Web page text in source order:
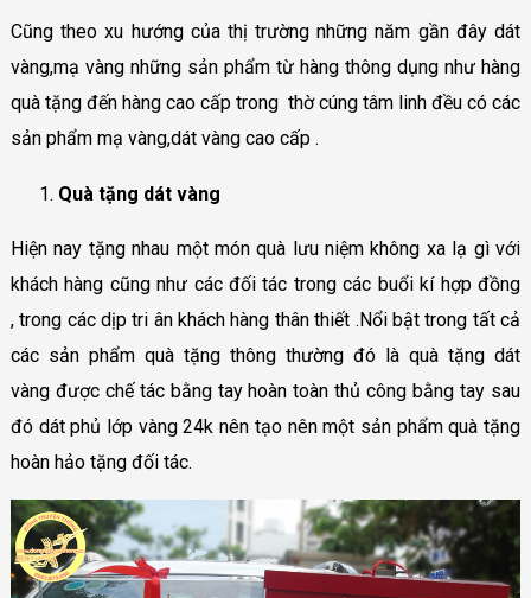
Cũng theo xu hướng của thị trường những năm gần đây dát
vàng,mạ vàng những sản phẩm từ hàng thông dụng như hàng
quà tặng đến hàng cao cấp trong thờ cúng tâm linh đều có các
sản phẩm mạ vàng,dát vàng cao cấp .
Quà tặng dát vàng
Hiện nay tặng nhau một món quà lưu niệm không xa lạ gì với
khách hàng cũng như các đối tác trong các buổi kí hợp đồng
, trong các dịp tri ân khách hàng thân thiết .Nổi bật trong tất cả
các sản phẩm quà tặng thông thường đó là quà tặng dát
vàng được chế tác bằng tay hoàn toàn thủ công bằng tay sau
đó dát phủ lớp vàng 24k nên tạo nên một sản phẩm quà tặng
hoàn hảo tặng đối tác.